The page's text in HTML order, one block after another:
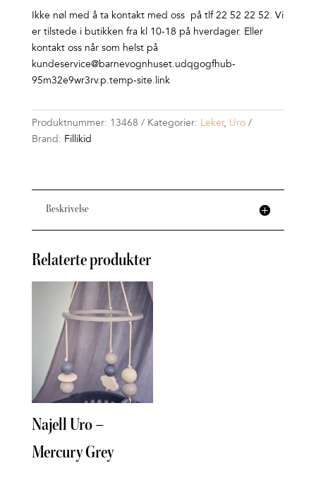
Ikke nøl med å ta kontakt med oss på tlf 22 52 22 52. Vi
er tilstede i butikken fra kl 10-18 på hverdager. Eller
kontakt oss når som helst på
kundeservice@barnevognhuset.udqgogfhub-
95m32e9wr3rv.p.temp-site.link
Produktnummer: 13468 Kategorier: Leker, Uro
Brand: Fillikid
Beskrivelse
Relaterte produkter
Najell Uro –
Mercury Grey